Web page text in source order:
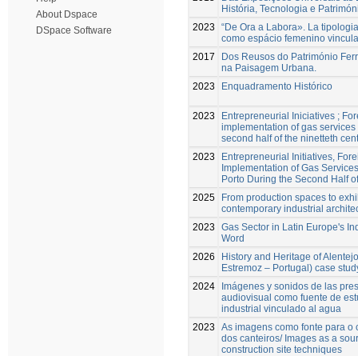
About Dspace
DSpace Software
História, Tecnologia e
2023
“De Ora a Labora». La
como espácio femenino
2017
Dos Reusos do Património
na Paisagem Urbana.
2023
Enquadramento Histórico
2023
Entrepreneurial Iniciatives ;
implementation of gas
second half of the ninetteth
2023
Entrepreneurial Initiatives,
Implementation of Gas
Porto During the Second Half
2025
From production spaces to
contemporary industrial
2023
Gas Sector in Latin Europe's
Word
2026
History and Heritage of
Estremoz – Portugal) case
2024
Imágenes y sonidos de las
audiovisual como fuente de
industrial vinculado al agua
2023
As imagens como fonte para
dos canteiros/ Images as a
construction site techniques